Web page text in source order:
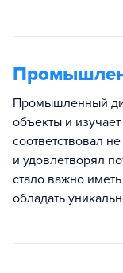
Промышленный
объекты и
соответствовал
и удовлетворял
стало важно
обладать